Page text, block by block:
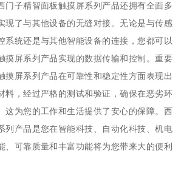
门子精智面板触摸屏系列产品还拥有全面多
现了与其他设备的无缝对接。无论是与传感
系统还是与其他智能设备的连接，您都可以
摸屏系列产品实现的数据传输和控制。重要
摸屏系列产品在可靠性和稳定性方面表现出
料，经过严格的测试和验证，确保在恶劣环
这为您的工作和生活提供了安心的保障。西
列产品是您在智能科技、自动化科技、机电
、可靠质量和丰富功能将为您带来大的便利